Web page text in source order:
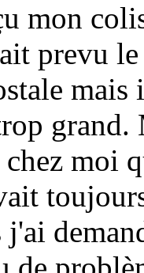
mon
prevu
mais
moi
j'ai